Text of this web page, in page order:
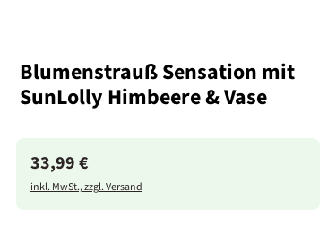
Blumenstrauß Sensation mit
SunLolly Himbeere & Vase
33,99 €
inkl. MwSt., zzgl. Versand